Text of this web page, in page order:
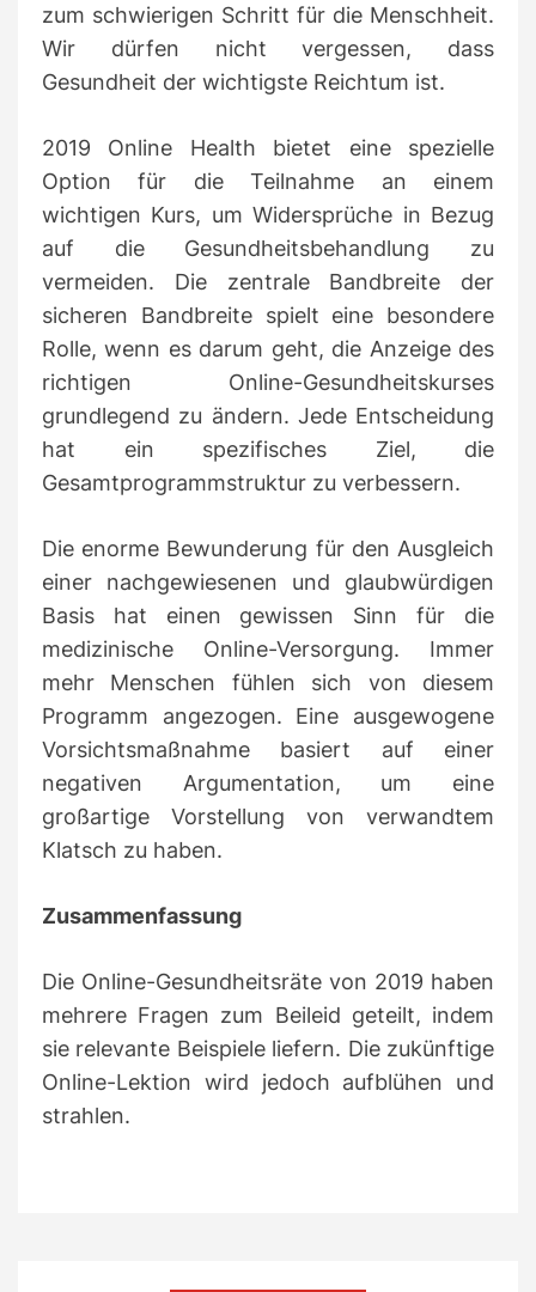
zum schwierigen Schritt für die Menschheit.
Wir dürfen nicht vergessen, dass
Gesundheit der wichtigste Reichtum ist.
2019 Online Health bietet eine spezielle
Option für die Teilnahme an einem
wichtigen Kurs, um Widersprüche in Bezug
auf die Gesundheitsbehandlung zu
vermeiden. Die zentrale Bandbreite der
sicheren Bandbreite spielt eine besondere
Rolle, wenn es darum geht, die Anzeige des
richtigen Online-Gesundheitskurses
grundlegend zu ändern. Jede Entscheidung
hat ein spezifisches Ziel, die
Gesamtprogrammstruktur zu verbessern.
Die enorme Bewunderung für den Ausgleich
einer nachgewiesenen und glaubwürdigen
Basis hat einen gewissen Sinn für die
medizinische Online-Versorgung. Immer
mehr Menschen fühlen sich von diesem
Programm angezogen. Eine ausgewogene
Vorsichtsmaßnahme basiert auf einer
negativen Argumentation, um eine
großartige Vorstellung von verwandtem
Klatsch zu haben.
Zusammenfassung
Die Online-Gesundheitsräte von 2019 haben
mehrere Fragen zum Beileid geteilt, indem
sie relevante Beispiele liefern. Die zukünftige
Online-Lektion wird jedoch aufblühen und
strahlen.